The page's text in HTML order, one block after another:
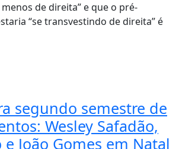
de direita” e que o pré-
“se transvestindo de direita” é
segundo semestre de
Wesley Safadão,
João Gomes em Natal